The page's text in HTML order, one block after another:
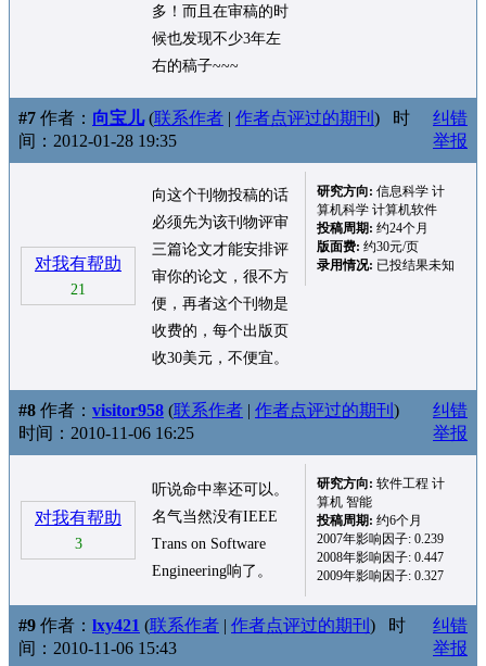
多！而且在审稿的时
候也发现不少3年左
右的稿子~~~
#7 作者： 向宝儿 (联系作者 | 作者点评过的期刊 ) 时
间：2012-01-28 19:35
纠错
举报
对我有帮助
21
向这个刊物投稿的话
必须先为该刊物评审
三篇论文才能安排评
审你的论文，很不方
便，再者这个刊物是
收费的，每个出版页
收30美元，不便宜。
研究方向: 信息科学 计
算机科学 计算机软件
投稿周期: 约24个月
版面费: 约30元/页
录用情况: 已投结果未知
#8 作者： visitor958 (联系作者 | 作者点评过的期刊 )
时间：2010-11-06 16:25
纠错
举报
对我有帮助
3
听说命中率还可以。
名气当然没有IEEE
Trans on Software
Engineering响了。
研究方向: 软件工程 计
算机 智能
投稿周期: 约6个月
2007年影响因子: 0.239
2008年影响因子: 0.447
2009年影响因子: 0.327
#9 作者： lxy421 (联系作者 | 作者点评过的期刊 ) 时
间：2010-11-06 15:43
纠错
举报